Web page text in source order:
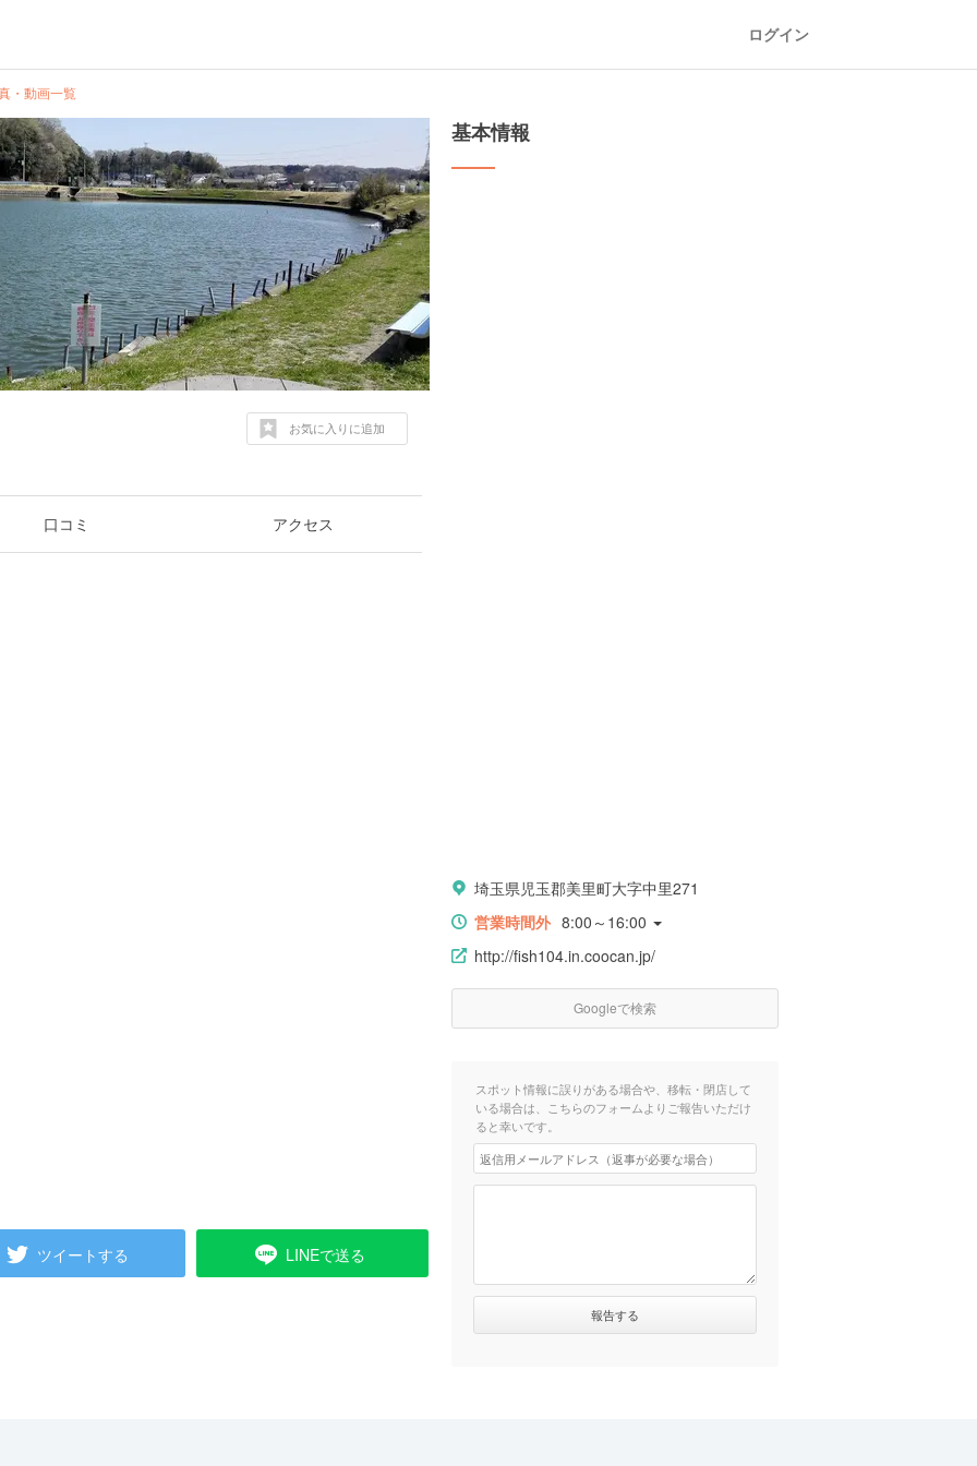
ログイン
・動画一覧
お気に入りに追加
口コミ アクセス
ツイートする LINEで送る
基本情報
埼玉県児玉郡美里町大字中里271
営業時間外 8:00～16:00
http://fish104.in.coocan.jp/
Googleで検索
スポット情報に誤りがある場合や、移転・閉店して
いる場合は、こちらのフォームよりご報告いただけ
ると幸いです。